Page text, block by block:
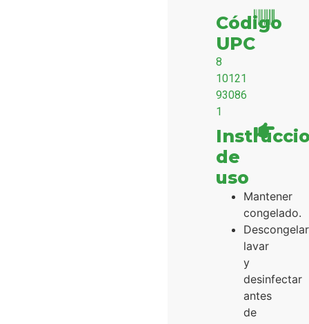
Código
UPC
8
10121
93086
1
de
uso
Mantener
congelado.
lavar
y
desinfectar
antes
de